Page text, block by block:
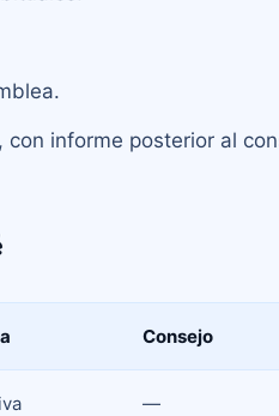
informe posterior al
Consejo
—